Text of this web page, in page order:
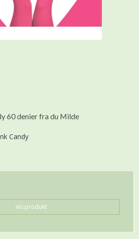
60 denier fra du Milde
Candy
Vis produkt